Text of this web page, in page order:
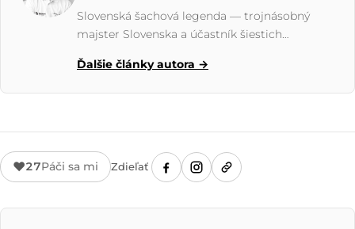
Slovenská šachová legenda — trojnásobný
majster Slovenska a účastník šiestich
Surface (ECF Kniha roka 2018) a The Secret
Igorom Štohlom) a Turnajový kurz
veľmajstrov.
Ďalšie články autora →
♥27Páči sa mi Zdieľať